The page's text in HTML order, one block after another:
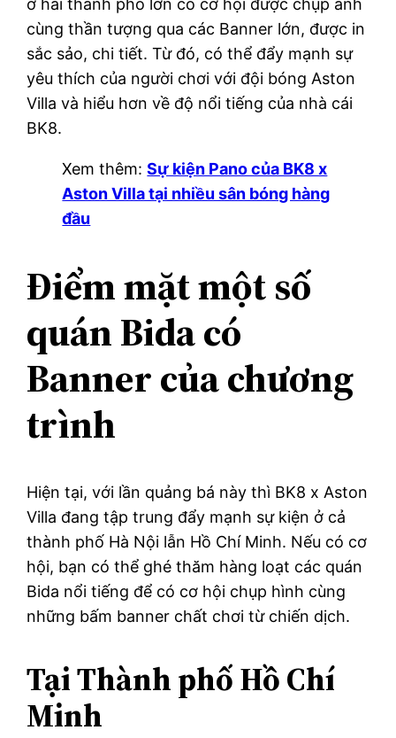
cùng thần tượng qua các Banner lớn, được in
sắc sảo, chi tiết. Từ đó, có thể đẩy mạnh sự
yêu thích của người chơi với đội bóng Aston
Villa và hiểu hơn về độ nổi tiếng của nhà cái
BK8.
Xem thêm:Sự kiện Pano của BK8 x
Aston Villa tại nhiều sân bóng hàng
đầu
Điểm mặt một số
quán Bida có
Banner của chương
trình
Hiện tại, với lần quảng bá này thì BK8 x Aston
Villa đang tập trung đẩy mạnh sự kiện ở cả
thành phố Hà Nội lẫn Hồ Chí Minh. Nếu có cơ
hội, bạn có thể ghé thăm hàng loạt các quán
Bida nổi tiếng để có cơ hội chụp hình cùng
những bấm banner chất chơi từ chiến dịch.
Tại Thành phố Hồ Chí
Minh